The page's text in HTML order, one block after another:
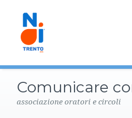
Comunicare
associazione oratori e circoli